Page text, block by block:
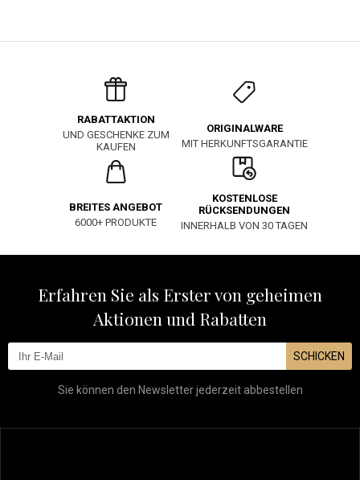
RABATTAKTION
UND GESCHENKE ZUM
KAUFEN
ORIGINALWARE
MIT HERKUNFTSGARANTIE
BREITES ANGEBOT
6000+ PRODUKTE
KOSTENLOSE
RÜCKSENDUNGEN
INNERHALB VON 30 TAGEN
Erfahren Sie als Erster von geheimen
Aktionen und Rabatten
SCHICKEN
Sie können den Newsletter jederzeit abbestellen